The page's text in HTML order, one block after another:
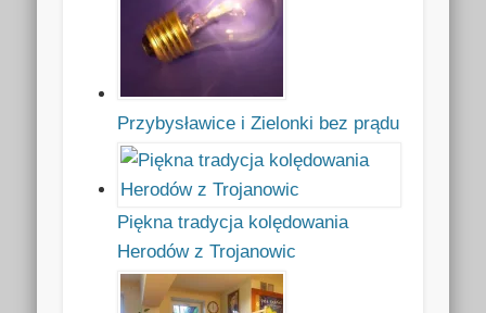
Przybysławice i Zielonki bez prądu
Piękna tradycja kolędowania
Herodów z Trojanowic